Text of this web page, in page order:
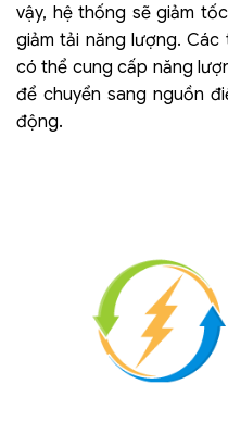
vậy, hệ thống sẽ giảm
giảm tải năng lượng.
có thể cung cấp năng
để chuyển sang nguồn
động.